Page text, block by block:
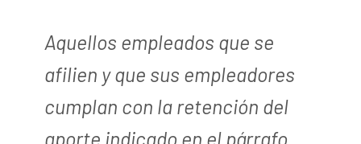
Aquellos empleados que se
afilien y que sus empleadores
cumplan con la retención del
aporte indicado en el párrafo